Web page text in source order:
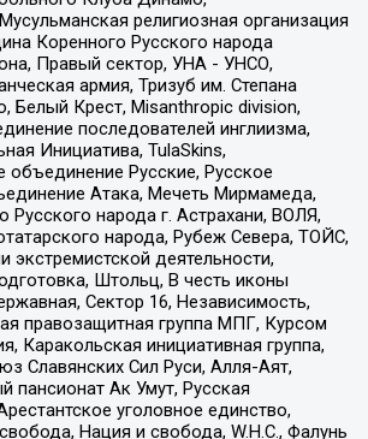
религиозная организация
Коренного Русского народа
Правый сектор, УНА - УНСО,
армия, Тризуб им. Степана
Белый Крест, Misanthropic division,
последователей инглиизма,
Инициатива, TulaSkins,
объединение Русские, Русское
Атака, Мечеть Мирмамеда,
Русского народа г. Астрахани, ВОЛЯ,
народа, Рубеж Севера, ТОЙС,
экстремистской деятельности,
Штольц, В честь иконы
Сектор 16, Независимость,
правозащитная группа МПГ, Курсом
Каракольская инициативная группа,
Славянских Сил Руси, Алля-Аят,
пансионат Ак Умут, Русская
уголовное единство,
Нация и свобода, W.H.С., Фалунь